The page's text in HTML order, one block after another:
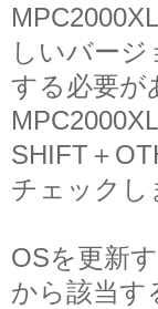
しいバージ
する必要が
SHIFT＋
チェックし
OSを更新
から該当す